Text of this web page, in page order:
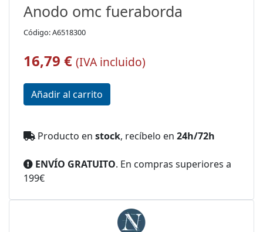
Anodo omc fueraborda
Código: A6518300
16,79 € (IVA incluido)
Producto en stock, recíbelo en 24h/72h
ENVÍO GRATUITO. En compras superiores a
199€